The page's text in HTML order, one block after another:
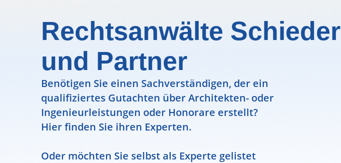
Rechtsanwälte Schieder
und Partner
Benötigen Sie einen Sachverständigen, der ein
qualifiziertes Gutachten über Architekten- oder
Ingenieurleistungen oder Honorare erstellt?
Hier finden Sie ihren Experten.
Oder möchten Sie selbst als Experte gelistet